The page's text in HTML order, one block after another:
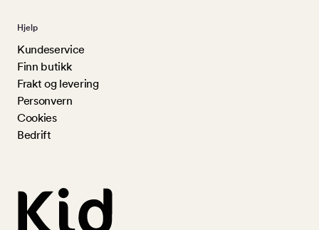
Hjelp
Kundeservice
Finn butikk
Frakt og levering
Personvern
Cookies
Bedrift